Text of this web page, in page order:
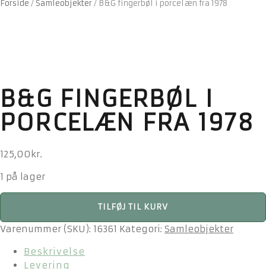
Forside / Samleobjekter/ B&G fingerbøl i porcelæn fra 1978
B&G FINGERBØL I
PORCELÆN FRA 1978
125,00 kr.
1 på lager
B&G
i
TILFØJ TIL KURV
Varenummer (SKU): 16361 Kategori: Samleobjekter
Beskrivelse
Levering